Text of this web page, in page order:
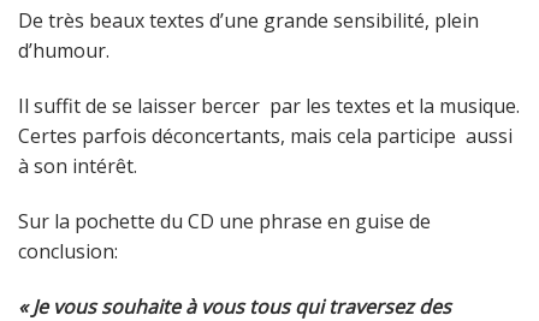
De très beaux textes d’une grande sensibilité, plein
d’humour.
Il suffit de se laisser bercer par les textes et la musique.
Certes parfois déconcertants, mais cela participe aussi
à son intérêt.
Sur la pochette du CD une phrase en guise de
conclusion:
« Je vous souhaite à vous tous qui traversez des